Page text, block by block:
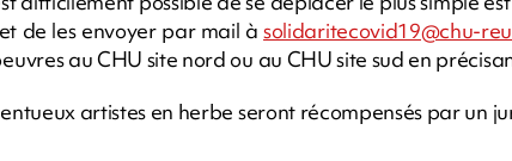
et de les envoyer par mail àsolidaritecovid19@chu-
au CHU site nord ou au CHU site sud en
artistes en herbe seront récompensés par un